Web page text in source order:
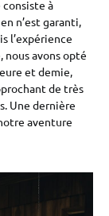
consiste à
n’est garanti,
l’expérience
avons opté
et demie,
de très
Une dernière
aventure